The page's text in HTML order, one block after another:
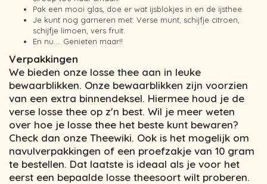
Pak een mooi glas, doe er wat ijsblokjes in en de ijsthee.
Je kunt nog garneren met: Verse munt, schijfje citroen,
schijfje limoen, vers fruit.
En nu…. Genieten maar!!
Verpakkingen
We bieden onze losse thee aan in leuke
bewaarblikken. Onze bewaarblikken zijn voorzien
van een extra binnendeksel. Hiermee houd je de
verse losse thee op z'n best. Wil je meer weten
over hoe je losse thee het beste kunt bewaren?
Check dan onze Theewiki. Ook is het mogelijk om
navulverpakkingen of een proefzakje van 10 gram
te bestellen. Dat laatste is ideaal als je voor het
eerst een bepaalde losse theesoort wilt proberen.